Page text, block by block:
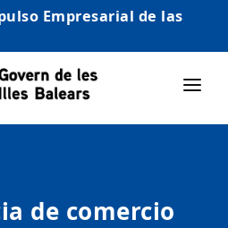
Empresarial de las
de comercio